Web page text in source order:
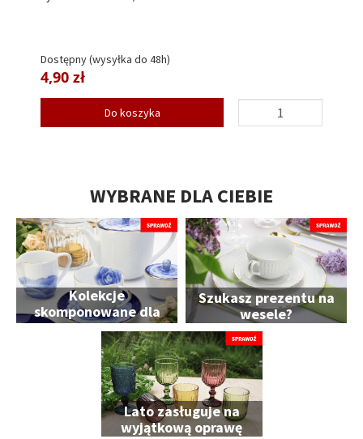
Dostępny (wysyłka do 48h)
4,90 zł
Do koszyka
WYBRANE DLA CIEBIE
Kolekcje
skomponowane dla
Ciebie
Szukasz prezentu na
wesele?
Lato zasługuje na
wyjątkową oprawę